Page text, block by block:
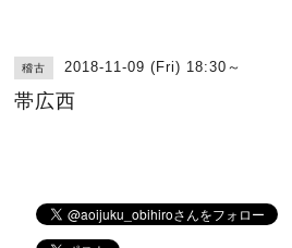
稽古 2018-11-09 (Fri) 18:30～
帯広西